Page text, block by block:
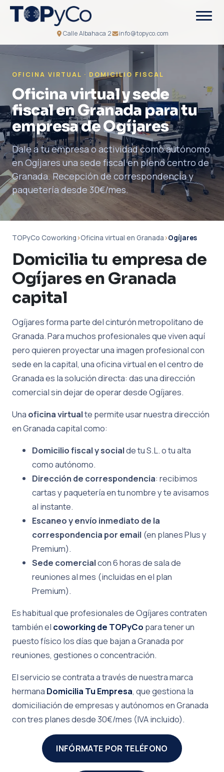
Calle Albahaca 2 info@topyco.com
OFICINA VIRTUAL · DOMICILIO FISCAL
Oficina virtual y sede
fiscal en Granada para tu
empresa de Ogíjares
Dale a tu empresa o actividad como autónomo
en Ogíjares una sede fiscal en pleno centro de
Granada. Recepción de correspondencia y
paquetería desde 30€/mes.
TOPyCo Coworking›Oficina virtual en Granada›Ogíjares
Domicilia tu empresa de
Ogíjares en Granada
capital
Ogíjares forma parte del cinturón metropolitano de
Granada. Para muchos profesionales que viven aquí
pero quieren proyectar una imagen profesional con
sede en la capital, una oficina virtual en el centro de
Granada es la solución directa: das una dirección
comercial sin dejar de operar desde Ogíjares.
Una oficina virtualte permite usar nuestra dirección
en Granada capital como:
Domicilio fiscal y socialde tu S.L. o tu alta
como autónomo.
Dirección de correspondencia: recibimos
cartas y paquetería en tu nombre y te avisamos
al instante.
Escaneo y envío inmediato de la
correspondencia por email (en planes Plus y
Premium).
Sede comercialcon 6 horas de sala de
reuniones al mes (incluidas en el plan
Premium).
Es habitual que profesionales de Ogíjares contraten
también el coworking de TOPyCo para tener un
puesto físico los días que bajan a Granada por
reuniones, gestiones o concentración.
El servicio se contrata a través de nuestra marca
hermana Domicilia Tu Empresa, que gestiona la
domiciliación de empresas y autónomos en Granada
con tres planes desde 30€/mes (IVA incluido).
INFÓRMATE POR TELÉFONO